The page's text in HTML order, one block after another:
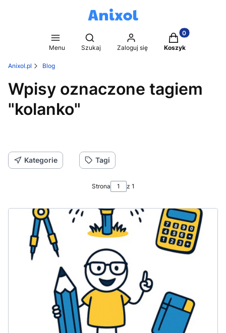
Menu
Otwórz wyszukiwarkę
Szukaj Zaloguj się
Produkty w
Koszyk
Anixol.pl Blog
Wpisy oznaczone tagiem
"kolanko"
Kategorie Tagi
Strona z 1